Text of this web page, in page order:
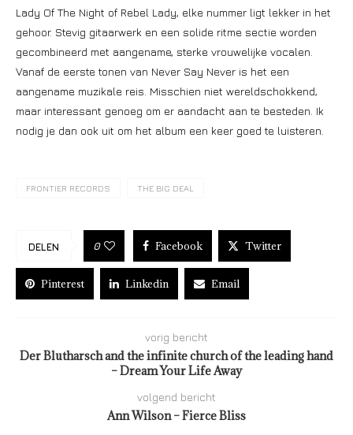
Lady Of The Night of Rebel Lady, elke nummer ligt lekker in het
gehoor. Stevig gitaarwerk en een solide ritme sectie worden
gecombineerd met aangename, sterke vrouwelijke vocalen.
Vanaf de eerste tonen van Never Say Never is het een
aangename muzikale reis. Misschien niet wereldschokkend,
maar interessant genoeg om er aandacht aan te besteden. Ik
nodig je dan ook uit om het album een keer goed te luisteren.
FRONTIER RECORDS THE BIG DEAL
DELEN 0 Facebook Twitter
Pinterest Linkedin Email
vorig bericht
Der Blutharsch and the infinite church of the leading hand
– Dream Your Life Away
volgend bericht
Ann Wilson – Fierce Bliss